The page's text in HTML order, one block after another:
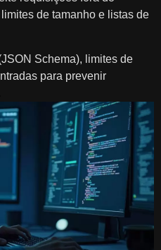
de tamanho e listas de
Schema), limites de
para prevenir